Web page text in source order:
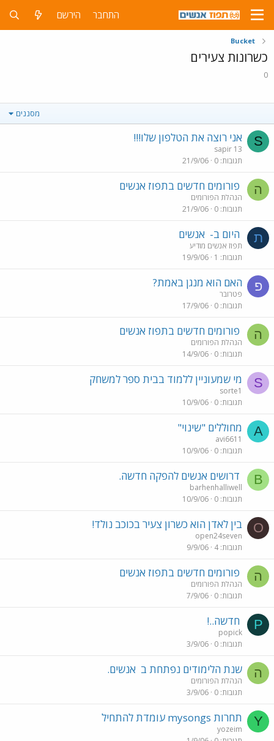
התחבר הירשם
Bucket
כשרונות צעירים
0
מסננים
S אני רוצה את הטלפון שלו!!!
sapir 13
תגובות 0
21/9/06
ה פורומים חדשים בתפוז אנשים
הנהלת הפורומים
תגובות 0
21/9/06
ת היום ב- אנשים
תפוז אנשים מודיע
תגובות 1
19/9/06
פ האם הוא מנגן באמת?
פטרובר
תגובות 0
17/9/06
ה פורומים חדשים בתפוז אנשים
הנהלת הפורומים
תגובות 0
14/9/06
S מי שמעוניין ללמוד בבית ספר למשחק
sorte1
תגובות 0
10/9/06
A מחוללים "שינוי"
avi6611
תגובות 0
10/9/06
B דרושים אנשים להפקה חדשה.
barhenhalliwell
תגובות 0
10/9/06
O בין לאדן הוא כשרון צעיר בכוכב נולד!
open24seven
תגובות 4
9/9/06
ה פורומים חדשים בתפוז אנשים
הנהלת הפורומים
תגובות 0
7/9/06
P חדשה..!
popick
תגובות 0
3/9/06
ה שנת הלימודים נפתחת ב אנשים.
הנהלת הפורומים
תגובות 0
3/9/06
Y תחרות mysongs עומדת להתחיל
yozeim